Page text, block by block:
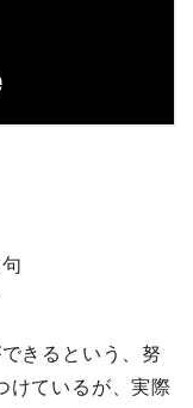
きるという、努
けているが、実際